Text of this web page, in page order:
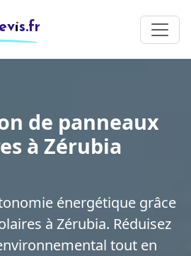
de panneaux
à Zérubia
énergétique grâce
à Zérubia. Réduisez
tout en